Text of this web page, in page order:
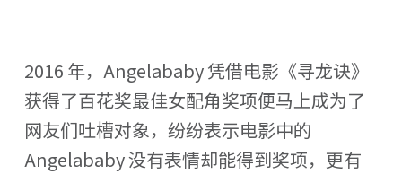
2016 年，Angelababy 凭借电影《寻龙诀》
获得了百花奖最佳女配角奖项便马上成为了
网友们吐槽对象，纷纷表示电影中的
Angelababy 没有表情却能得到奖项，更有